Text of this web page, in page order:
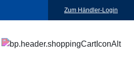
Zum Händler-Login